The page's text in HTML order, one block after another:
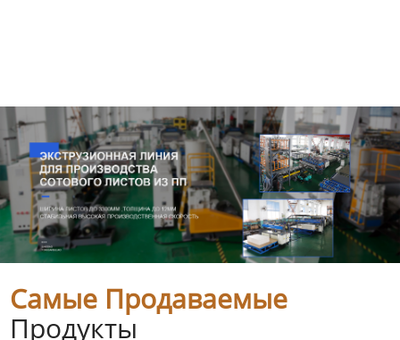
Самые Продаваемые
Продукты